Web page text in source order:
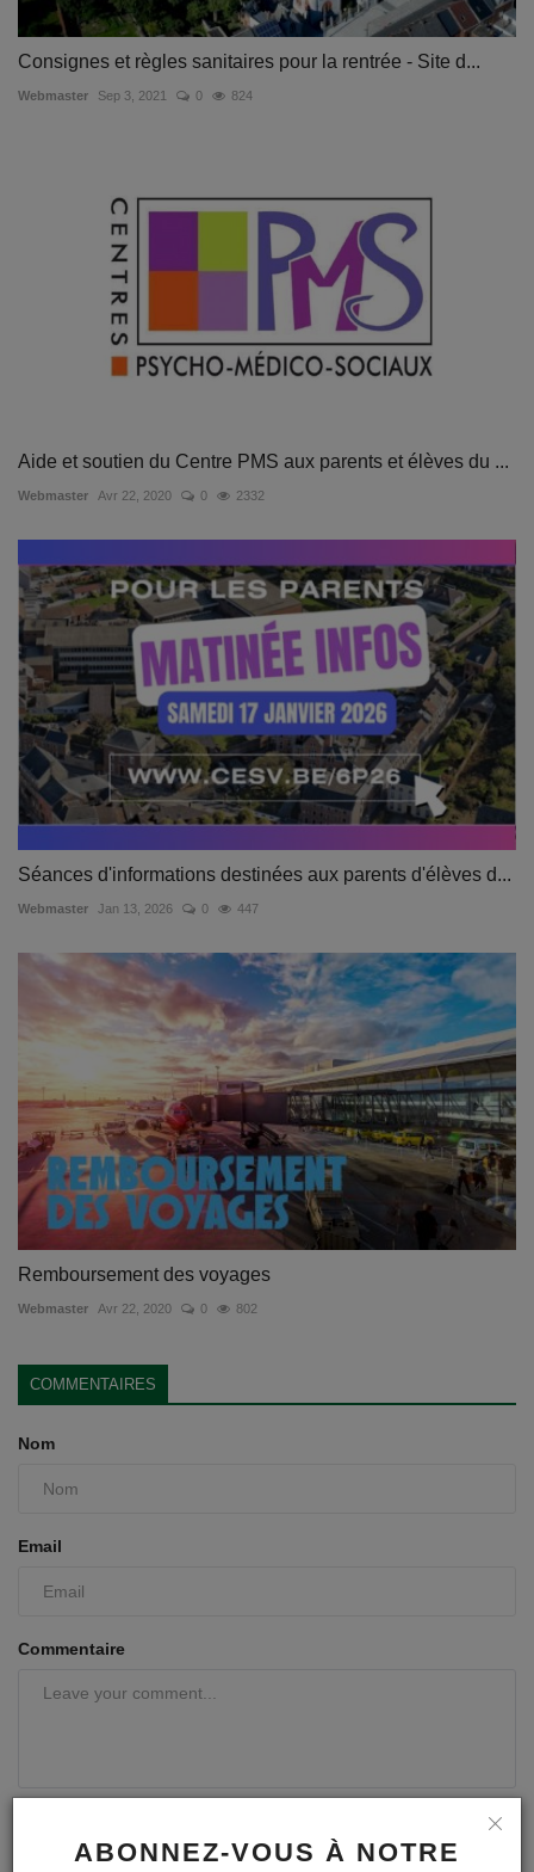
ABONNEZ-VOUS À NOTRE
Consignes et règles sanitaires pour la rentrée - Site d...
Webmaster Sep 3, 2021 0 824
Aide et soutien du Centre PMS aux parents et élèves du ...
Webmaster Avr 22, 2020 0 2332
Séances d'informations destinées aux parents d'élèves d...
Webmaster Jan 13, 2026 0 447
Remboursement des voyages
Webmaster Avr 22, 2020 0 802
COMMENTAIRES
Nom
Email
Commentaire